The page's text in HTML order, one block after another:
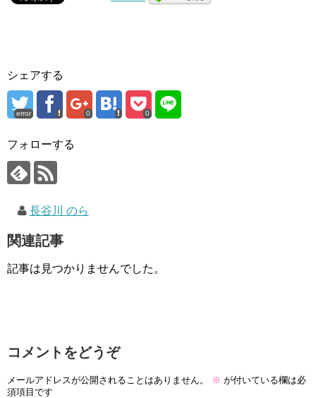
シェアする
error 0 0
フォローする
長谷川 のら
関連記事
記事は見つかりませんでした。
コメントをどうぞ
メールアドレスが公開されることはありません。 ※ が付いている欄は必
須項目です